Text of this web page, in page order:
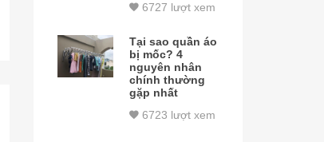
6727 lượt xem
Tại sao quần áo
bị mốc? 4
nguyên nhân
chính thường
gặp nhất
6723 lượt xem